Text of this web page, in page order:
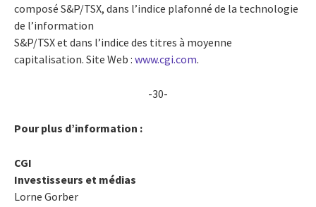
composé S&P/TSX, dans l’indice plafonné de la technologie
de l’information
S&P/TSX et dans l’indice des titres à moyenne
capitalisation. Site Web : www.cgi.com.
-30-
Pour plus d’information :
CGI
Investisseurs et médias
Lorne Gorber